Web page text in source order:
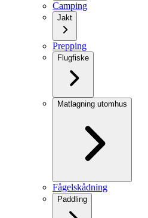
Camping
Jakt
Prepping
Flugfiske
Matlagning utomhus
Fågelskådning
Paddling